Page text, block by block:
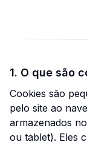
1. O que são
Cookies são
pelo site ao
armazenados
ou tablet). Eles